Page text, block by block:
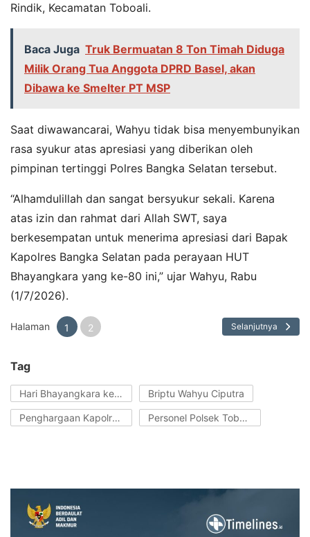
Rindik, Kecamatan Toboali.
Baca Juga Truk Bermuatan 8 Ton Timah Diduga
Milik Orang Tua Anggota DPRD Basel, akan
Dibawa ke Smelter PT MSP
Saat diwawancarai, Wahyu tidak bisa menyembunyikan
rasa syukur atas apresiasi yang diberikan oleh
pimpinan tertinggi Polres Bangka Selatan tersebut.
“Alhamdulillah dan sangat bersyukur sekali. Karena
atas izin dan rahmat dari Allah SWT, saya
berkesempatan untuk menerima apresiasi dari Bapak
Kapolres Bangka Selatan pada perayaan HUT
Bhayangkara yang ke-80 ini,” ujar Wahyu, Rabu
(1/7/2026).
Halaman 1 2 Selanjutnya
Tag
Hari Bhayangkara ke-80 Briptu Wahyu Ciputra
Penghargaan Kapolres Basel Personel Polsek Toboali